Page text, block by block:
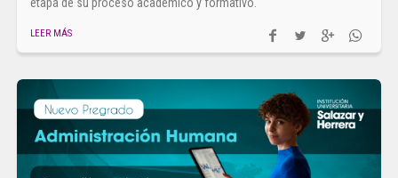
LEER MÁS